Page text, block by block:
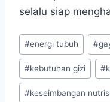
selalu siap
Post
Tags:
#energi tubuh #
#kebutuhan gizi #
#keseimbangan